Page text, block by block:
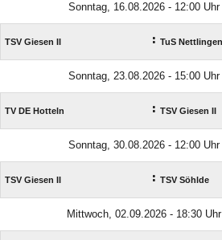
Sonntag, 16.08.2026 - 12:00
TSV Giesen II : TuS Nettlingen I
Sonntag, 23.08.2026 - 15:00
TV DE Hotteln : TSV Giesen II
Sonntag, 30.08.2026 - 12:00
TSV Giesen II : TSV Söhlde
Mittwoch, 02.09.2026 - 18:30